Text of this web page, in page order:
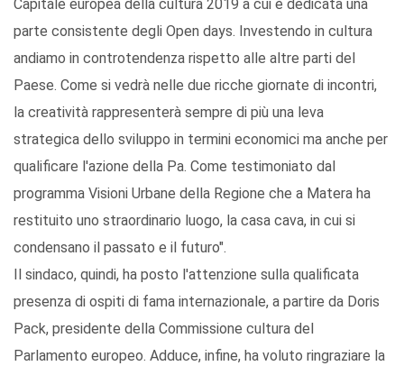
Capitale europea della cultura 2019 a cui è dedicata una
parte consistente degli Open days. Investendo in cultura
andiamo in controtendenza rispetto alle altre parti del
Paese. Come si vedrà nelle due ricche giornate di incontri,
la creatività rappresenterà sempre di più una leva
strategica dello sviluppo in termini economici ma anche per
qualificare l'azione della Pa. Come testimoniato dal
programma Visioni Urbane della Regione che a Matera ha
restituito uno straordinario luogo, la casa cava, in cui si
condensano il passato e il futuro".
Il sindaco, quindi, ha posto l'attenzione sulla qualificata
presenza di ospiti di fama internazionale, a partire da Doris
Pack, presidente della Commissione cultura del
Parlamento europeo. Adduce, infine, ha voluto ringraziare la